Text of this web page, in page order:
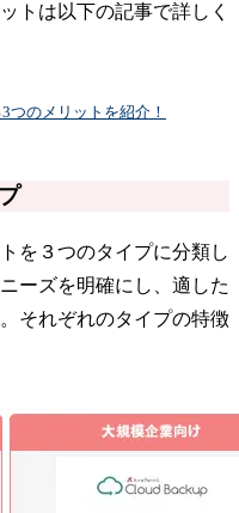
トは以下の記事で詳しく
つのメリットを紹介！
を３つのタイプに分類し
ーズを明確にし、適した
それぞれのタイプの特徴